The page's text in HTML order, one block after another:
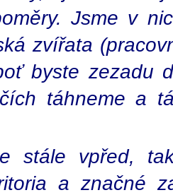
Jsme v
zvířata
byste zezadu
táhneme a
stále vpřed,
a značné